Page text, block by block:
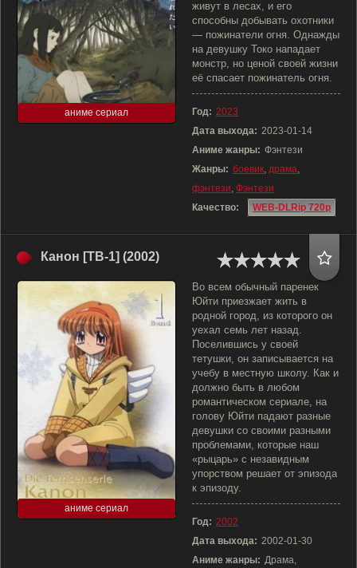
аниме сериал
живут в лесах, и его
способны добывать охотники
— пожинатели огня. Однажды
на девушку Токо нападает
монстр, но ценой своей жизни
её спасает пожинатель огня.
Год: 2023
Дата выхода: 2023-01-14
Аниме жанры: Фэнтези
Жанры: боевик, драма,
фэнтези, Фэнтези
Качество:
WEB-DLRip 720p
Канон [ТВ-1] (2002)
аниме сериал
Во всем обычный паренек
Юйти приезжает жить в
родной город, из которого он
уехал семь лет назад.
Поселившись у своей
тетушки, он записывается на
учебу в местную школу. Как и
должно быть в любом
романтическом сериале, на
голову Юйти падают разные
девушки со своими разными
проблемами, которые наш
«рыцарь» с незавидным
упорством решает от эпизода
к эпизоду.
Год: 2002
Дата выхода: 2002-01-30
Аниме жанры: Драма,